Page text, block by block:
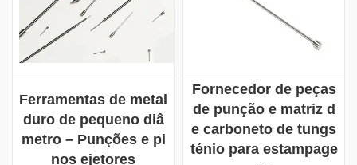
Ferramentas de metal
duro de pequeno diâ
metro – Punções e pi
nos ejetores
Fornecedor de peças
de punção e matriz d
e carboneto de tungs
ténio para estampage